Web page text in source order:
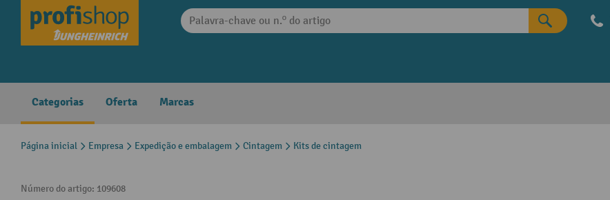
Saltar para a navegação principal
Categorias Oferta Marcas
Página inicial Empresa Expedição e embalagem Cintagem Kits de cintagem
Número do artigo: 109608